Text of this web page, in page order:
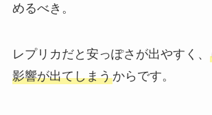
めるべき。
レプリカだと安っぽさが出やすく、
影響が出てしまうからです。